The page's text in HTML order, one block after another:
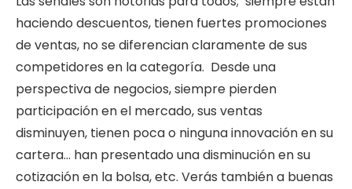
haciendo descuentos, tienen fuertes promociones
de ventas, no se diferencian claramente de sus
competidores en la categoría. Desde una
perspectiva de negocios, siempre pierden
participación en el mercado, sus ventas
disminuyen, tienen poca o ninguna innovación en su
cartera… han presentado una disminución en su
cotización en la bolsa, etc. Verás también a buenas